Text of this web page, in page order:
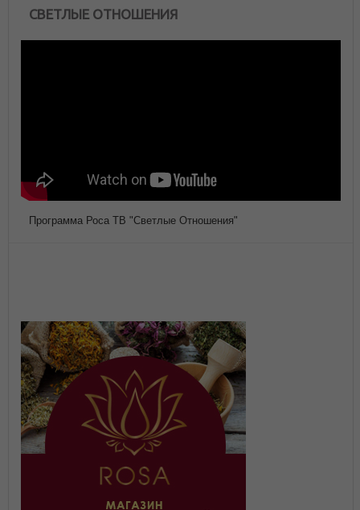
СВЕТЛЫЕ ОТНОШЕНИЯ
Программа Роса ТВ "Светлые Отношения"